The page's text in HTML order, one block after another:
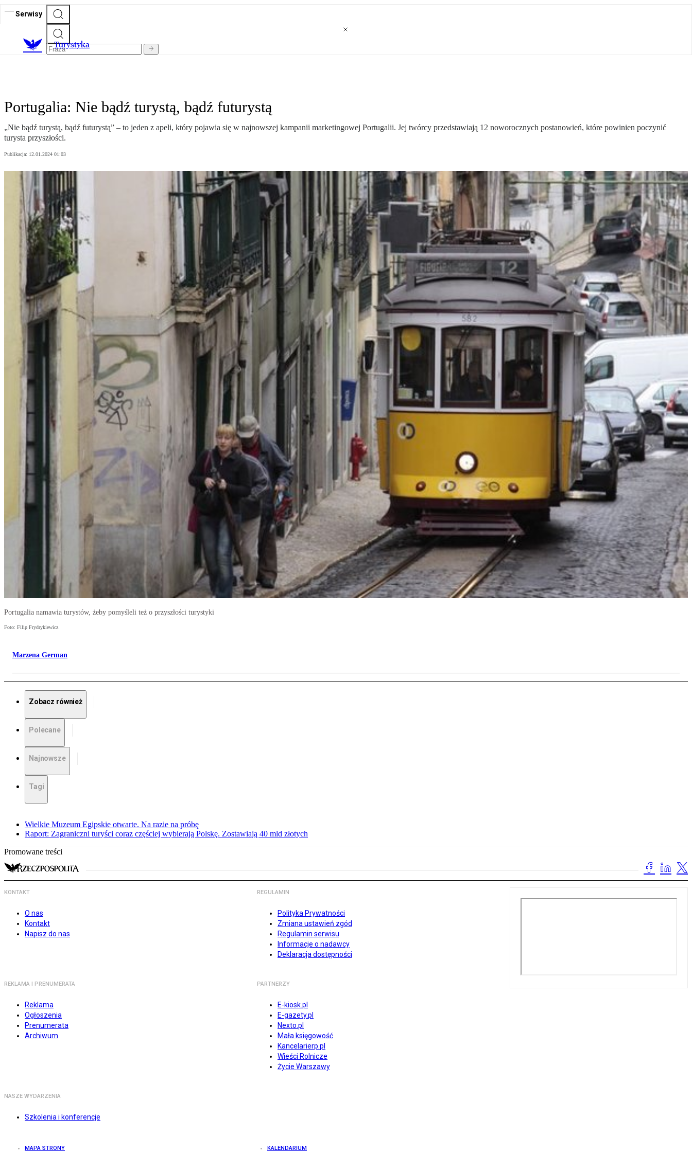
Serwisy
Turystyka
Portugalia: Nie bądź turystą, bądź futurystą
„Nie bądź turystą, bądź futurystą” – to jeden z apeli, który pojawia się w najnowszej kampanii marketingowej Portugalii. Jej twórcy przedstawiają 12 noworocznych postanowień, które powinien poczynić
turysta przyszłości.
Publikacja: 12.01.2024 01:03
Portugalia namawia turystów, żeby pomyśleli też o przyszłości turystyki
Foto: Filip Frydrykiewicz
Marzena German
Zobacz również
Polecane
Najnowsze
Tagi
Wielkie Muzeum Egipskie otwarte. Na razie na próbę
Raport: Zagraniczni turyści coraz częściej wybierają Polskę. Zostawiają 40 mld złotych
Promowane treści
KONTAKT
O nas
Kontakt
Napisz do nas
REGULAMIN
Polityka Prywatności
Zmiana ustawień zgód
Regulamin serwisu
Informacje o nadawcy
Deklaracja dostępności
REKLAMA I PRENUMERATA
Reklama
Ogłoszenia
Prenumerata
Archiwum
PARTNERZY
E-kiosk.pl
E-gazety.pl
Nexto.pl
Mała księgowość
Kancelarierp.pl
Wieści Rolnicze
Życie Warszawy
NASZE WYDARZENIA
Szkolenia i konferencje
MAPA STRONY KALENDARIUM